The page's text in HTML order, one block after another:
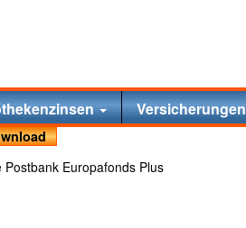
Postbank Europafonds Plus